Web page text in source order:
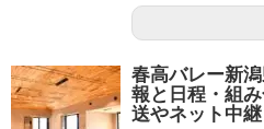
春高バレー新
報と日程・組
送やネット中継